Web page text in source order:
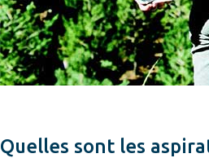
Quelles sont les